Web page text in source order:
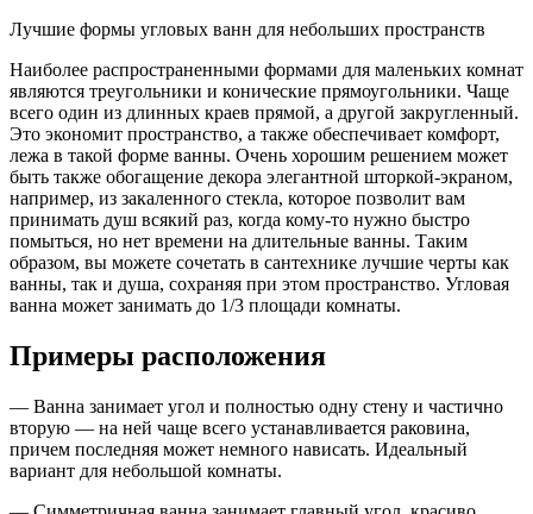
Лучшие формы угловых ванн для небольших пространств
Наиболее распространенными формами для маленьких комнат
являются треугольники и конические прямоугольники. Чаще
всего один из длинных краев прямой, а другой закругленный.
Это экономит пространство, а также обеспечивает комфорт,
лежа в такой форме ванны. Очень хорошим решением может
быть также обогащение декора элегантной шторкой-экраном,
например, из закаленного стекла, которое позволит вам
принимать душ всякий раз, когда кому-то нужно быстро
помыться, но нет времени на длительные ванны. Таким
образом, вы можете сочетать в сантехнике лучшие черты как
ванны, так и душа, сохраняя при этом пространство. Угловая
ванна может занимать до 1/3 площади комнаты.
Примеры расположения
— Ванна занимает угол и полностью одну стену и частично
вторую — на ней чаще всего устанавливается раковина,
причем последняя может немного нависать. Идеальный
вариант для небольшой комнаты.